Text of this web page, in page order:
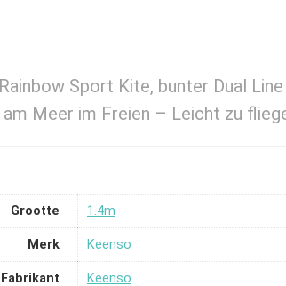
Sport Kite, bunter Dual
Meer im Freien – Leicht zu
Grootte ‎1.4m
Merk ‎Keenso
Fabrikant ‎Keenso